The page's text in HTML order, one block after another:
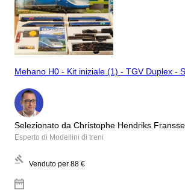
Mehano H0 - Kit iniziale (1) - TGV Duplex -
Selezionato da Christophe Hendriks
Esperto di Modellini di treni
Venduto per 88 €